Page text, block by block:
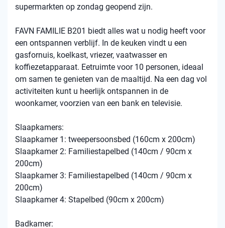
supermarkten op zondag geopend zijn.
FAVN FAMILIE B201 biedt alles wat u nodig heeft voor
een ontspannen verblijf. In de keuken vindt u een
gasfornuis, koelkast, vriezer, vaatwasser en
koffiezetapparaat. Eetruimte voor 10 personen, ideaal
om samen te genieten van de maaltijd. Na een dag vol
activiteiten kunt u heerlijk ontspannen in de
woonkamer, voorzien van een bank en televisie.
Slaapkamers:
Slaapkamer 1: tweepersoonsbed (160cm x 200cm)
Slaapkamer 2: Familiestapelbed (140cm / 90cm x
200cm)
Slaapkamer 3: Familiestapelbed (140cm / 90cm x
200cm)
Slaapkamer 4: Stapelbed (90cm x 200cm)
Badkamer: